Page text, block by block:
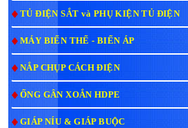
TỦ ĐIỆN SẮT và PHỤ KIỆN TỦ ĐIỆN
MÁY BIẾN THẾ - BIẾN ÁP
NẮP CHỤP CÁCH ĐIỆN
ỐNG GÂN XOẮN HDPE
GIÁP NÍU & GIÁP BUỘC